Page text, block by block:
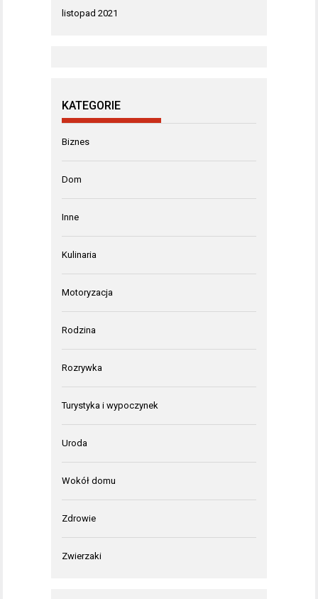
listopad 2021
KATEGORIE
Biznes
Dom
Inne
Kulinaria
Motoryzacja
Rodzina
Rozrywka
Turystyka i wypoczynek
Uroda
Wokół domu
Zdrowie
Zwierzaki